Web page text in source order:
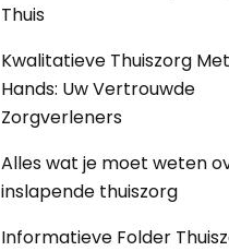
Thuis
Kwalitatieve Thuiszorg
Hands: Uw Vertrouwde
Zorgverleners
Alles wat je moet weten
inslapende thuiszorg
Informatieve Folder